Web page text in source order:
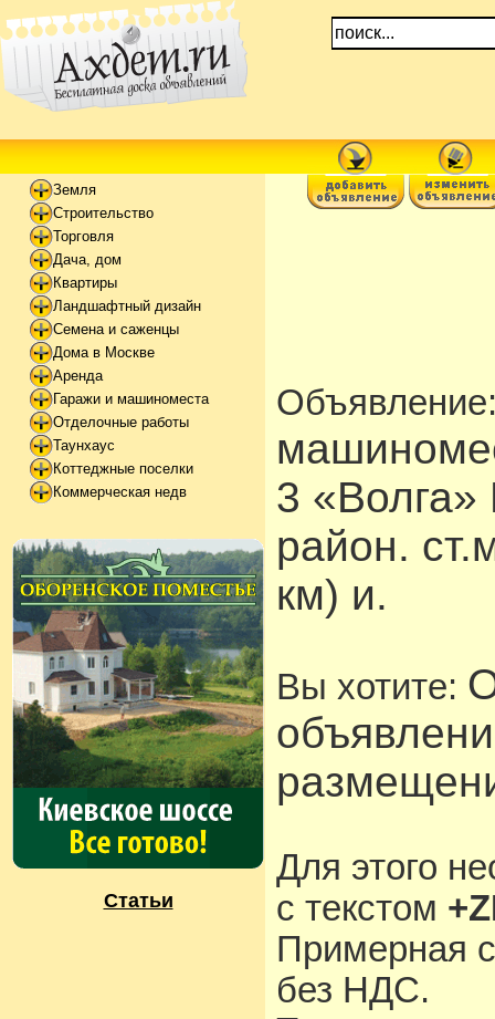
Земля
Строительство
Торговля
Дача, дом
Квартиры
Ландшафтный дизайн
Семена и саженцы
Дома в Москве
Аренда
Гаражи и машиноместа
Отделочные работы
Таунхаус
Коттеджные поселки
Коммерческая недв
Статьи
3
район.
км) и.
Вы хотите:
Для этого
с текстом
Примерная
без НДС.